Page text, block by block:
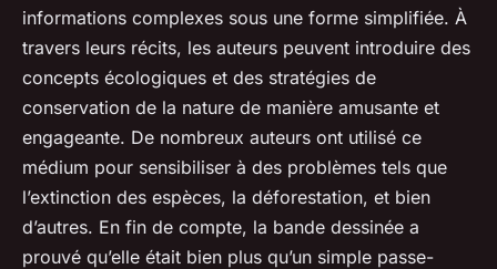
informations complexes sous une forme simplifiée. À
travers leurs récits, les auteurs peuvent introduire des
concepts écologiques et des stratégies de
conservation de la nature de manière amusante et
engageante. De nombreux auteurs ont utilisé ce
médium pour sensibiliser à des problèmes tels que
l’extinction des espèces, la déforestation, et bien
d’autres. En fin de compte, la bande dessinée a
prouvé qu’elle était bien plus qu’un simple passe-